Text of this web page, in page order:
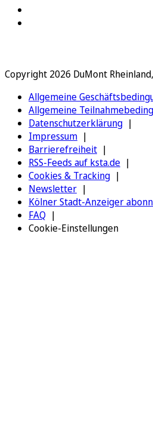
Copyright 2026 DuMont
Allgemeine
Allgemeine
Datenschutzerklärung
Impressum
Barrierefreiheit
RSS-Feeds auf ksta.de
Cookies & Tracking
Newsletter
Kölner Stadt-Anzeiger
FAQ
Cookie-Einstellungen